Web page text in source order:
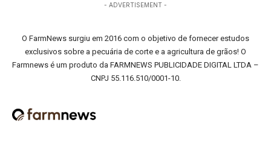
- ADVERTISEMENT -
O FarmNews surgiu em 2016 com o objetivo de fornecer estudos
exclusivos sobre a pecuária de corte e a agricultura de grãos! O
Farmnews é um produto da FARMNEWS PUBLICIDADE DIGITAL LTDA –
CNPJ 55.116.510/0001-10.